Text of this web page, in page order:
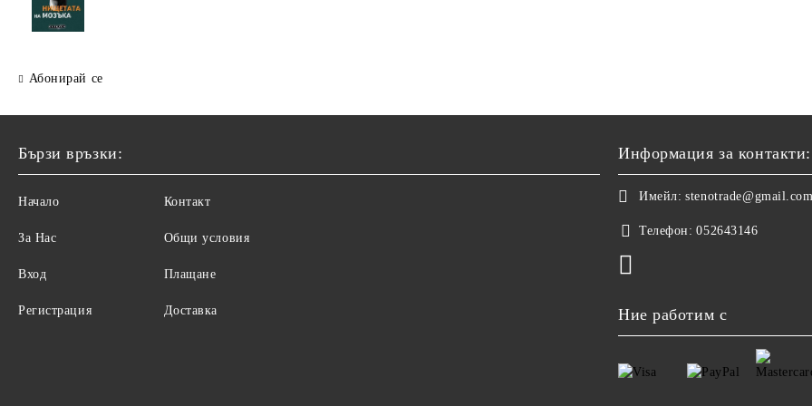
Абонирай се
Бързи връзки:
Начало
За Нас
Вход
Регистрация
Контакт
Общи условия
Плащане
Доставка
Информация за контакти:
Имейл:
Телефон: 052643146
Ние работим с